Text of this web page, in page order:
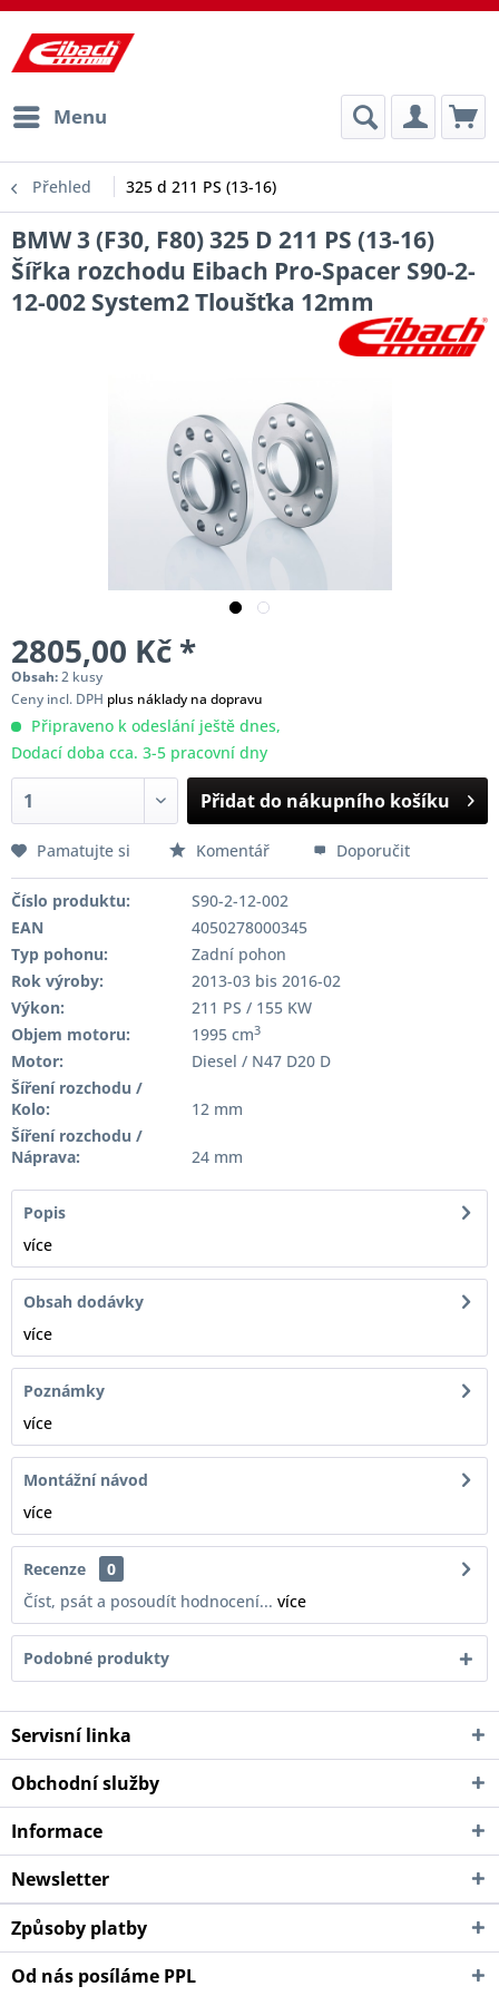
Menu
Přehled 325 d 211 PS (13-16)
BMW 3 (F30, F80) 325 D 211 PS (13-16)
Šířka rozchodu Eibach Pro-Spacer S90-2-
12-002 System2 Tloušťka 12mm
2805,00 Kč *
Obsah:2 kusy
Ceny incl. DPH plus náklady na dopravu
Připraveno k odeslání ještě dnes,
Dodací doba cca. 3-5 pracovní dny
Přidat do nákupního košíku
Pamatujte si Komentář Doporučit
Číslo produktu:
S90-2-12-002
EAN
4050278000345
Typ pohonu:
Zadní pohon
Rok výroby:
2013-03 bis 2016-02
Výkon:
211 PS / 155 KW
Objem motoru:
1995 cm3
Motor:
Diesel / N47 D20 D
Šíření rozchodu /
Kolo:
12 mm
Šíření rozchodu /
Náprava:
24 mm
Popis
více
Obsah dodávky
více
Poznámky
více
Montážní návod
více
Recenze
0
Číst, psát a posoudít hodnocení... více
Podobné produkty
Servisní linka
Obchodní služby
Informace
Newsletter
Způsoby platby
Od nás posíláme PPL